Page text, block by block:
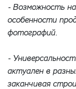
- Возможность
особенности
фотографий.
-
актуален в
заканчивая